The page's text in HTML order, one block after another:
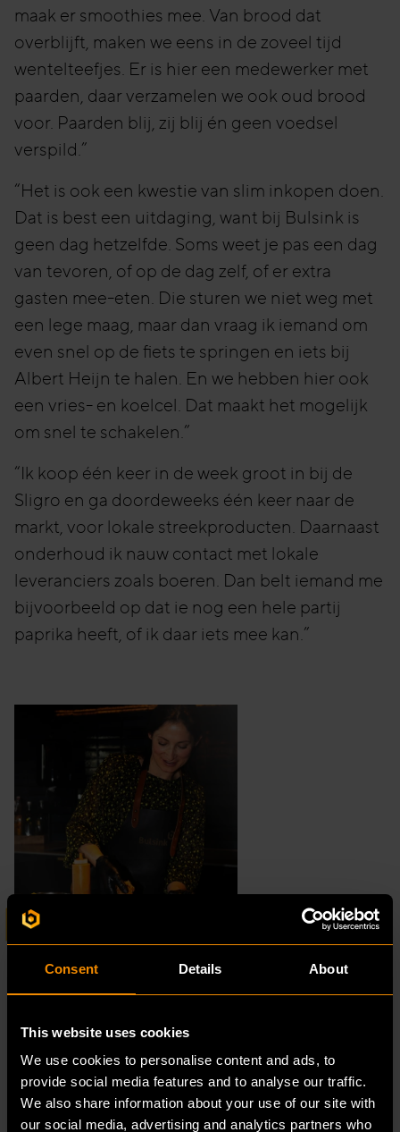
Consent Details About
This website uses cookies
We use cookies to personalise content and ads, to
provide social media features and to analyse our traffic.
We also share information about your use of our site with
our social media, advertising and analytics partners who
maak er smoothies mee. Van brood dat
overblijft, maken we eens in de zoveel tijd
wentelteefjes. Er is hier een medewerker met
paarden, daar verzamelen we ook oud brood
voor. Paarden blij, zij blij én geen voedsel
verspild.”
“Het is ook een kwestie van slim inkopen doen.
Dat is best een uitdaging, want bij Bulsink is
geen dag hetzelfde. Soms weet je pas een dag
van tevoren, of op de dag zelf, of er extra
gasten mee-eten. Die sturen we niet weg met
een lege maag, maar dan vraag ik iemand om
even snel op de fiets te springen en iets bij
Albert Heijn te halen. En we hebben hier ook
een vries- en koelcel. Dat maakt het mogelijk
om snel te schakelen.”
“Ik koop één keer in de week groot in bij de
Sligro en ga doordeweeks één keer naar de
markt, voor lokale streekproducten. Daarnaast
onderhoud ik nauw contact met lokale
leveranciers zoals boeren. Dan belt iemand me
bijvoorbeeld op dat ie nog een hele partij
paprika heeft, of ik daar iets mee kan.”
“
Als we te weinig bezetting hebben in
de keuken, dan gebruiken we
duurzame disposables van palmblad
en suikerriet.
- Gülnur Nielen-Saridayi, private chef Bulsink
company restaurant